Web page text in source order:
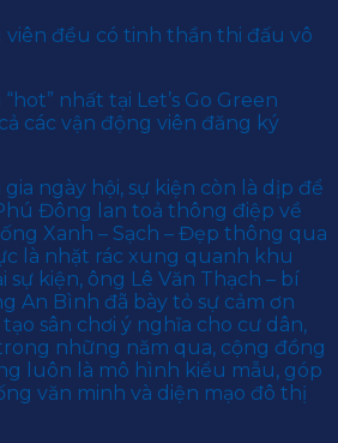
viên đều có tinh thần thi đấu vô
nhất tại Let’s Go Green
các vận động viên đăng ký
ngày hội, sự kiện còn là dịp để
Đông lan toả thông điệp về
Xanh – Sạch – Đẹp thông qua
là nhặt rác xung quanh khu
sự kiện, ông Lê Văn Thạch – bí
An Bình đã bày tỏ sự cảm ơn
sân chơi ý nghĩa cho cư dân,
những năm qua, cộng đồng
luôn là mô hình kiểu mẫu, góp
văn minh và diện mạo đô thị